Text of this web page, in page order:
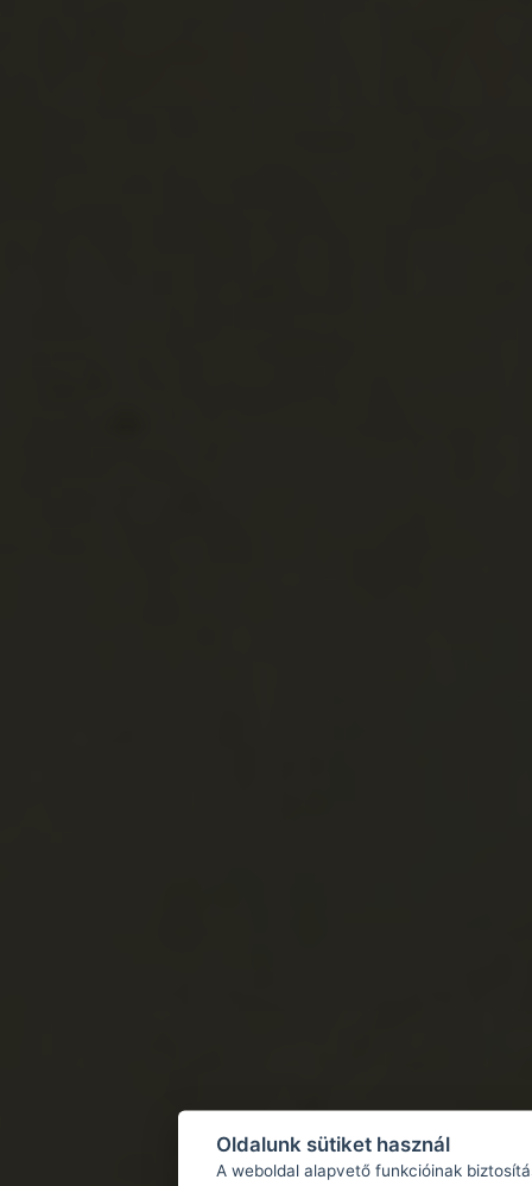
Oldalunk sütiket használ
A weboldal alapvető funkcióinak